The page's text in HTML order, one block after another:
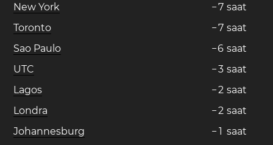
New York
−7 saat
Toronto
−7 saat
Sao Paulo
−6 saat
UTC
−3 saat
Lagos
−2 saat
Londra
−2 saat
Johannesburg
− 1 saat